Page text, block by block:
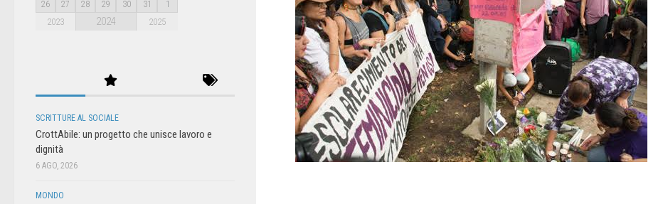
26
27 28 29 30 31 1
2023 2024 2025
SCRITTURE AL SOCIALE
CrottAbile: un progetto che unisce lavoro e
dignità
6 AGO, 2026
MONDO